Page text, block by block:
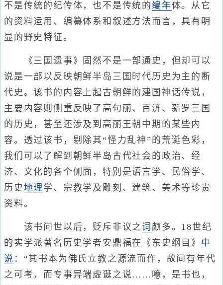
不是传统的纪传体，也不是传统的编年体。从它
的资料运用、编纂体系和叙述方法而言，具有明
显的野史特征。
《三国遗事》固然不是一部通史，但却可以
说是一部以反映朝鲜半岛三国时代历史为主的断
代史。该书的内容上起古朝鲜的建国神话传说，
主要内容则侧重反映了高句丽、百济、新罗三国
的历史，甚至还涉及到高丽王朝中期的某些内
容。透过该书，剔除其“怪力乱神”的荒诞色彩，
我们可以了解到朝鲜半岛古代社会的政治、经
济、文化的各个侧面，特别是语言学、民俗学、
历史 地理学、宗教学及雕刻、建筑、美术等珍贵
资料。
该书问世以后，贬斥非议之词 颇多。18世纪
的实学派著名历史学者安鼎福在《东史纲目》 中
说 ：“其书本为佛氏立教之源流而作，故间有年代
之可考，而专事异端虚诞之说……噫，是书也，